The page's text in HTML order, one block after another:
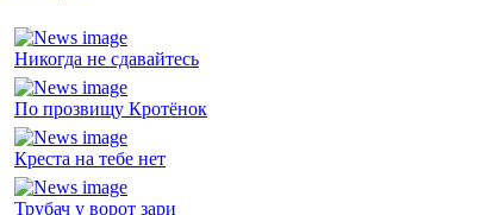
Никогда не сдавайтесь
По прозвищу Кротёнок
Креста на тебе нет
Трубач у ворот зари